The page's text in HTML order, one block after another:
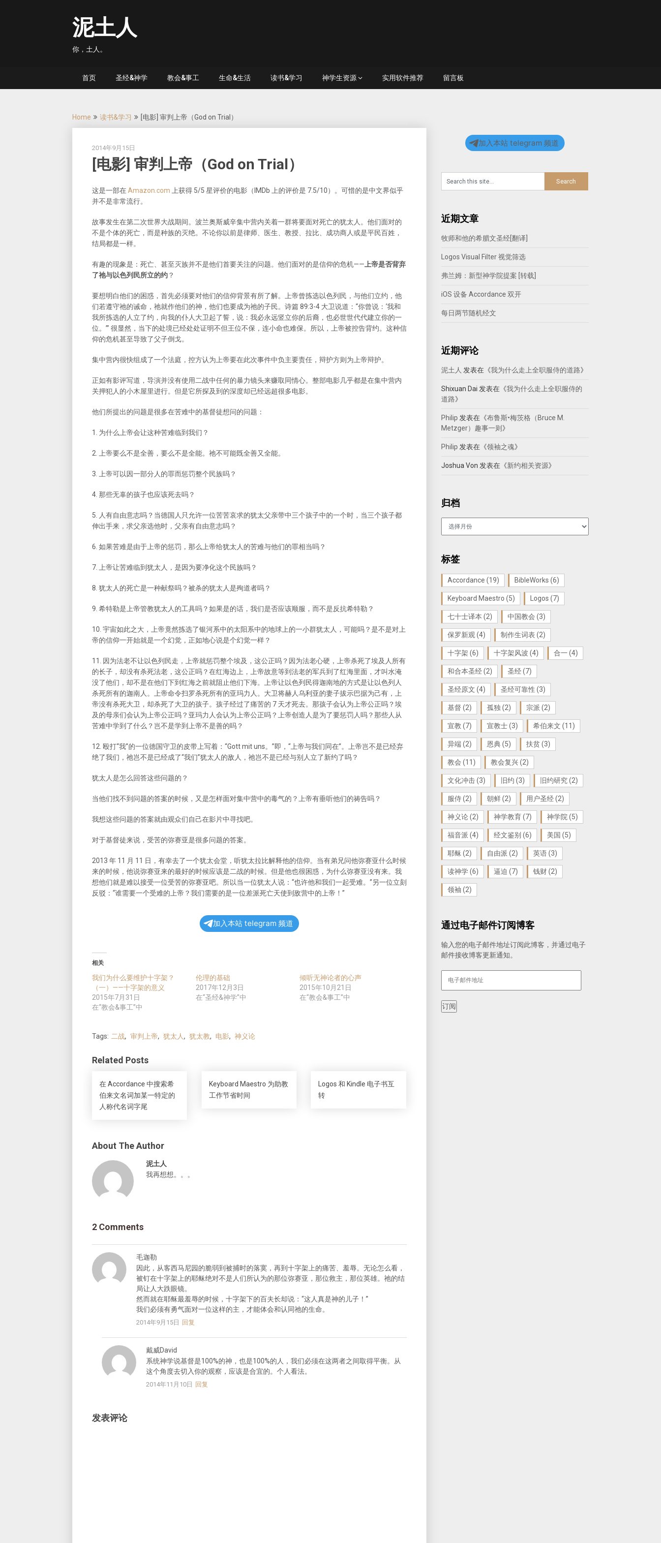
泥土人
你，土人。
首页 圣经&神学 教会&事工 生命&生活 读书&学习 神学生资源 实用软件推荐 留言板
Home 读书&学习 [电影] 审判上帝（God on Trial）
2014年9月15日
[电影] 审判上帝（God on Trial）
这是一部在Amazon.com 上获得 5/5 星评价的电影（IMDb 上的评价是 7.5/10）。可惜的是中文界似乎
并不是非常流行。
故事发生在第二次世界大战期间。波兰奥斯威辛集中营内关着一群将要面对死亡的犹太人。他们面对的
不是个体的死亡，而是种族的灭绝。不论你以前是律师、医生、教授、拉比、成功商人或是平民百姓，
结局都是一样。
有趣的现象是：死亡、甚至灭族并不是他们首要关注的问题。他们面对的是信仰的危机—— 上帝是否背弃
了祂与以色列民所立的约 ？
要想明白他们的困惑，首先必须要对他们的信仰背景有所了解。上帝曾拣选以色列民，与他们立约，他
们若遵守祂的诫命，祂就作他们的神，他们也要成为祂的子民。诗篇 89:3-4 大卫说道：“你曾说：‘我和
我所拣选的人立了约，向我的仆人大卫起了誓，说：我必永远竖立你的后裔，也必世世代代建立你的一
位。’” 很显然，当下的处境已经处处证明不但王位不保，连小命也难保。所以，上帝被控告背约。这种信
仰的危机甚至导致了父子倒戈。
集中营内很快组成了一个法庭，控方认为上帝要在此次事件中负主要责任，辩护方则为上帝辩护。
正如有影评写道，导演并没有使用二战中任何的暴力镜头来赚取同情心。整部电影几乎都是在集中营内
关押犯人的小木屋里进行。但是它所探及到的深度却已经远超很多电影。
他们所提出的问题是很多在苦难中的基督徒想问的问题：
1. 为什么上帝会让这种苦难临到我们？
2. 上帝要么不是全善，要么不是全能。祂不可能既全善又全能。
3. 上帝可以因一部分人的罪而惩罚整个民族吗？
4. 那些无辜的孩子也应该死去吗？
5. 人有自由意志吗？当德国人只允许一位苦苦哀求的犹太父亲带中三个孩子中的一个时，当三个孩子都
伸出手来，求父亲选他时，父亲有自由意志吗？
6. 如果苦难是由于上帝的惩罚，那么上帝给犹太人的苦难与他们的罪相当吗？
7. 上帝让苦难临到犹太人，是因为要净化这个民族吗？
8. 犹太人的死亡是一种献祭吗？被杀的犹太人是殉道者吗？
9. 希特勒是上帝管教犹太人的工具吗？如果是的话，我们是否应该顺服，而不是反抗希特勒？
10. 宇宙如此之大，上帝竟然拣选了银河系中的太阳系中的地球上的一小群犹太人，可能吗？是不是对上
帝的信仰一开始就是一个幻觉，正如地心说是个幻觉一样？
11. 因为法老不让以色列民走，上帝就惩罚整个埃及，这公正吗？因为法老心硬，上帝杀死了埃及人所有
的长子，却没有杀死法老，这公正吗？在红海边上，上帝故意等到法老的军兵到了红海里面，才叫水淹
没了他们，却不是在他们下到红海之前就阻止他们下海。上帝让以色列民得迦南地的方式是让以色列人
杀死所有的迦南人。上帝命令扫罗杀死所有的亚玛力人。大卫将赫人乌利亚的妻子拔示巴据为己有，上
帝没有杀死大卫，却杀死了大卫的孩子。孩子经过了痛苦的 7 天才死去。那孩子会认为上帝公正吗？埃
及的母亲们会认为上帝公正吗？亚玛力人会认为上帝公正吗？上帝创造人是为了要惩罚人吗？那些人从
苦难中学到了什么？岂不是学到上帝不是善的吗？
12. 殴打“我”的一位德国守卫的皮带上写着：“Gott mit uns。”即，“上帝与我们同在”。上帝岂不是已经弃
绝了我们，祂岂不是已经成了“我们”犹太人的敌人，祂岂不是已经与别人立了新约了吗？
犹太人是怎么回答这些问题的？
当他们找不到问题的答案的时候，又是怎样面对集中营中的毒气的？上帝有垂听他们的祷告吗？
我想这些问题的答案就由观众们自己在影片中寻找吧。
对于基督徒来说，受苦的弥赛亚是很多问题的答案。
2013 年 11 月 11 日，有幸去了一个犹太会堂，听犹太拉比解释他的信仰。当有弟兄问他弥赛亚什么时候
来的时候，他说弥赛亚来的最好的时候应该是二战的时候。但是他也很困惑，为什么弥赛亚没有来。我
想他们就是难以接受一位受苦的弥赛亚吧。所以当一位犹太人说：“也许他和我们一起受难。”另一位立刻
反驳：“谁需要一个受难的上帝？我们需要的是一位差派死亡天使到敌营中的上帝！”
加入本站 telegram 频道
相关
我们为什么要维护十字架？
（一）——十字架的意义
2015年7月31日
在“教会&事工”中
伦理的基础
2017年12月3日
在“圣经&神学”中
倾听无神论者的心声
2015年10月21日
在“教会&事工”中
Tags: 二战, 审判上帝, 犹太人, 犹太教, 电影, 神义论
Related Posts
在 Accordance 中搜索希
伯来文名词加某一特定的
人称代名词字尾
Keyboard Maestro 为助教
工作节省时间
Logos 和 Kindle 电子书互
转
About The Author
泥土人
我再想想。。。
2 Comments
毛迦勒
因此，从客西马尼园的脆弱到被捕时的落寞，再到十字架上的痛苦、羞辱。无论怎么看，
被钉在十字架上的耶稣绝对不是人们所认为的那位弥赛亚，那位救主，那位英雄。祂的结
局让人大跌眼镜。
然而就在耶稣最羞辱的时候，十字架下的百夫长却说：“这人真是神的儿子！”
我们必须有勇气面对一位这样的主，才能体会和认同祂的生命。
2014年9月15日 回复
戴威David
系统神学说基督是100%的神，也是100%的人，我们必须在这两者之间取得平衡。从
这个角度去切入你的观察，应该是合宜的。个人看法。
2014年11月10日 回复
发表评论
加入本站 telegram 频道
近期文章
牧师和他的希腊文圣经[翻译]
Logos Visual Filter 视觉筛选
弗兰姆：新型神学院提案 [转载]
iOS 设备 Accordance 双开
每日两节随机经文
近期评论
泥土人 发表在《我为什么走上全职服侍的道路》
Shixuan Dai 发表在《我为什么走上全职服侍的
道路》
Philip 发表在《布鲁斯•梅茨格（Bruce M.
Metzger）趣事一则 》
Philip 发表在《领袖之魂》
Joshua Von 发表在《新约相关资源》
归档
标签
Accordance (19) BibleWorks (6)
Keyboard Maestro (5) Logos (7)
七十士译本 (2) 中国教会 (3)
保罗新观 (4) 制作生词表 (2)
十字架 (6) 十字架风波 (4) 合一(4)
和合本圣经(2) 圣经(7)
圣经原文 (4) 圣经可靠性 (3)
基督 (2) 孤独 (2) 宗派 (2)
宣教 (7) 宣教士(3) 希伯来文 (11)
异端(2) 恩典(5) 扶贫 (3)
教会 (11) 教会复兴(2)
文化冲击(3) 旧约 (3) 旧约研究(2)
服侍(2) 朝鲜(2) 用户圣经(2)
神义论(2) 神学教育(7) 神学院 (5)
福音派 (4) 经文鉴别 (6) 美国 (5)
耶稣 (2) 自由派 (2) 英语(3)
读神学(6) 逼迫 (7) 钱财(2)
领袖 (2)
通过电子邮件订阅博客
输入您的电子邮件地址订阅此博客，并通过电子
邮件接收博客更新通知。
件
订阅